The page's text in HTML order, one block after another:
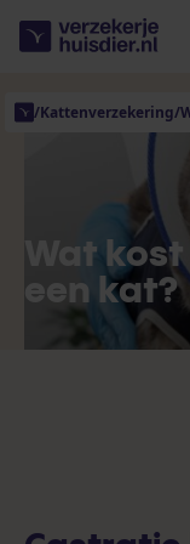
/Kattenverzekering/
Over ons
Wat
een kat?